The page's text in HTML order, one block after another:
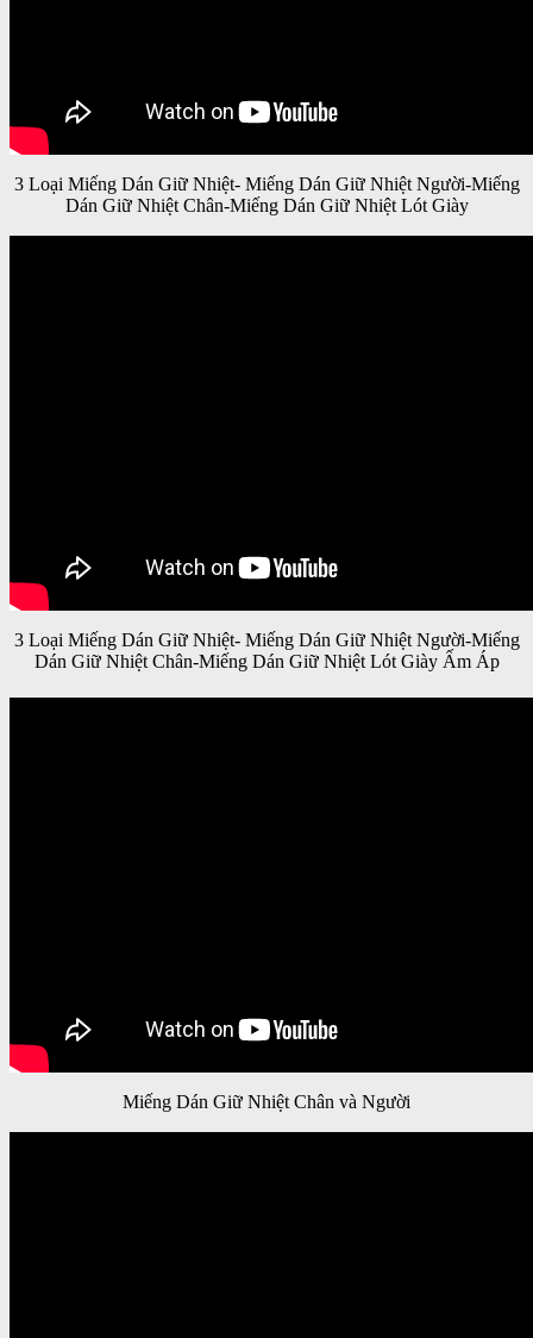
3 Loại Miếng Dán Giữ Nhiệt- Miếng Dán Giữ Nhiệt Người-Miếng
Dán Giữ Nhiệt Chân-Miếng Dán Giữ Nhiệt Lót Giày
3 Loại Miếng Dán Giữ Nhiệt- Miếng Dán Giữ Nhiệt Người-Miếng
Dán Giữ Nhiệt Chân-Miếng Dán Giữ Nhiệt Lót Giày Ấm Áp
Miếng Dán Giữ Nhiệt Chân và Người